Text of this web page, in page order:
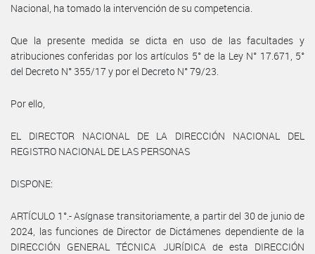
Nacional, ha tomado la intervención de su competencia.
Que la presente medida se dicta en uso de las facultades y
atribuciones conferidas por los artículos 5° de la Ley N° 17.671, 5°
del Decreto N° 355/17 y por el Decreto N° 79/23.
Por ello,
EL DIRECTOR NACIONAL DE LA DIRECCIÓN NACIONAL DEL
REGISTRO NACIONAL DE LAS PERSONAS
DISPONE:
ARTÍCULO 1°.- Asígnase transitoriamente, a partir del 30 de junio de
2024, las funciones de Director de Dictámenes dependiente de la
DIRECCIÓN GENERAL TÉCNICA JURÍDICA de esta DIRECCIÓN